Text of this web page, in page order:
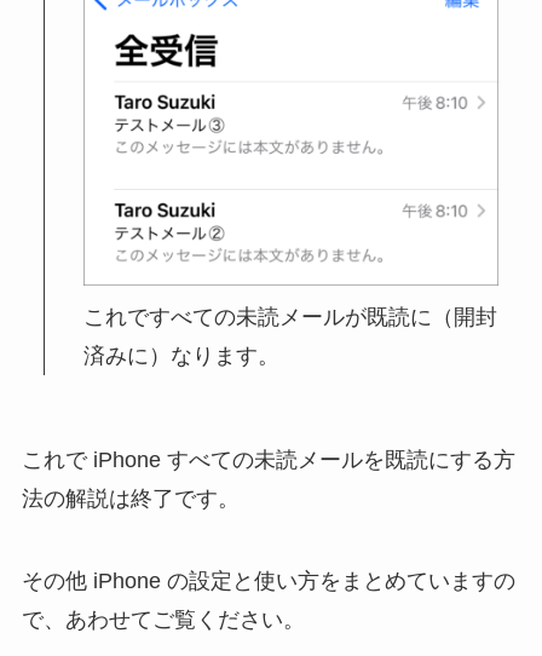
これですべての未読メールが既読に（開封
済みに）なります。
これで iPhone すべての未読メールを既読にする方
法の解説は終了です。
その他 iPhone の設定と使い方をまとめていますの
で、あわせてご覧ください。